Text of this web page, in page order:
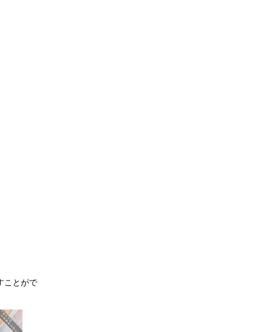
ことがで